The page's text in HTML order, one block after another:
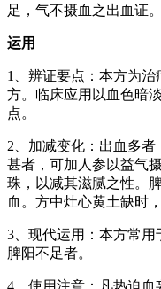
足，气不摄血之出血证。
运用
1、辨证要点：本方为
方。临床应用以血色暗
点。
2、加减变化：出血多
甚者，可加人参以益气
珠，以减其滋腻之性。
血。方中灶心黄土缺时
3、现代运用：本方常
脾阳不足者。
4、使用注意：凡热迫血